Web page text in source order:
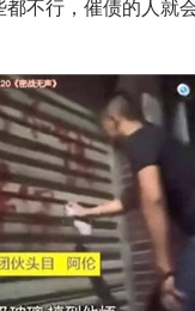
都不行，催债的人就